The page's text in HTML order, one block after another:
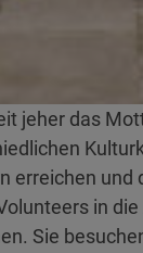
jeher das
erreichen
in
Sie